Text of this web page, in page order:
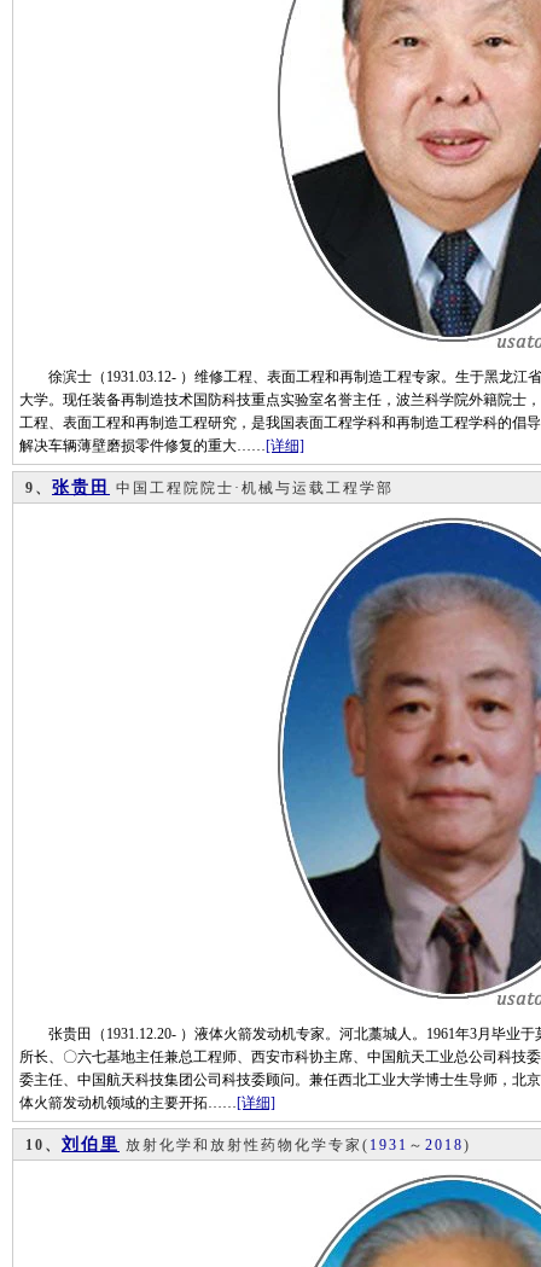
徐滨士（1931.03.12- ）维修工程、表面工程和再制造工程专家。生于黑龙江
大学。现任装备再制造技术国防科技重点实验室名誉主任，波兰科学院外籍院士
工程、表面工程和再制造工程研究，是我国表面工程学科和再制造工程学科的倡
解决车辆薄壁磨损零件修复的重大……[详细]
9、 张贵田 中国工程院院士·机械与运载工程学部
张贵田（1931.12.20- ）液体火箭发动机专家。河北藁城人。1961年3月毕业
所长、〇六七基地主任兼总工程师、西安市科协主席、中国航天工业总公司科技
委主任、中国航天科技集团公司科技委顾问。兼任西北工业大学博士生导师，北
体火箭发动机领域的主要开拓……[详细]
10、 刘伯里 放射化学和放射性药物化学专家 ( 1931 ～ 2018)